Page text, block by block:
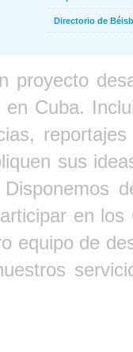
Directorio de
proyecto
Cuba.
sus
en
equipo de